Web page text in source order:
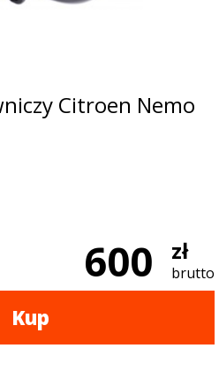
Citroen Nemo
600 zł
brutto
Kup